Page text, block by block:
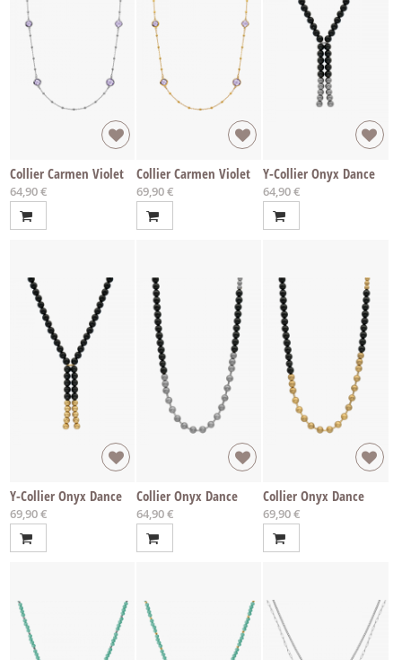
Collier Carmen Violet
64,90 €
Collier Carmen Violet
69,90 €
Y-Collier Onyx Dance
64,90 €
Y-Collier Onyx Dance
69,90 €
Collier Onyx Dance
64,90 €
Collier Onyx Dance
69,90 €